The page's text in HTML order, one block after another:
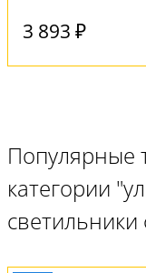
3 893 ₽
Популярные
категории